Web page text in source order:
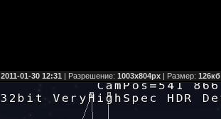
2011-01-30 12:31 | Разрешение: 1003x804px| Размер: 126кб